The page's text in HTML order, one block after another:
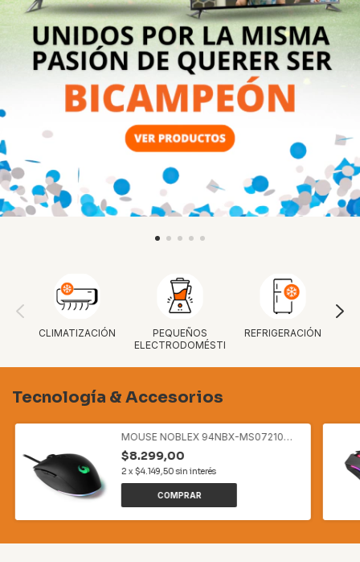
CLIMATIZACIÓN
PEQUEÑOS
ELECTRODOMÉSTICOS
REFRIGERACIÓN
Tecnología & Accesorios
MOUSE NOBLEX 94NBX-MS07210
$8.299,00
2 x $4.149,50 sin interés